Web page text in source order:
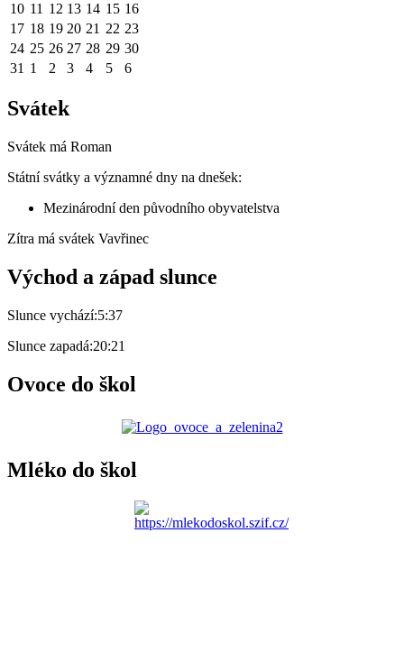
10 11 12 13 14 15 16
17 18 19 20 21 22 23
24 25 26 27 28 29 30
31 1 2 3 4 5 6
Svátek
Svátek má Roman
Státní svátky a významné dny na dnešek:
Mezinárodní den původního obyvatelstva
Zítra má svátek Vavřinec
Východ a západ slunce
Slunce vychází:5:37
Slunce zapadá:20:21
Ovoce do škol
Mléko do škol